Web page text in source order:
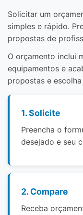
Solicitar um
simples e rápido.
propostas de
O orçamento inclui
equipamentos e
propostas e escolha
1. Solicite
Preencha o
desejado e seu
2. Compare
Receba